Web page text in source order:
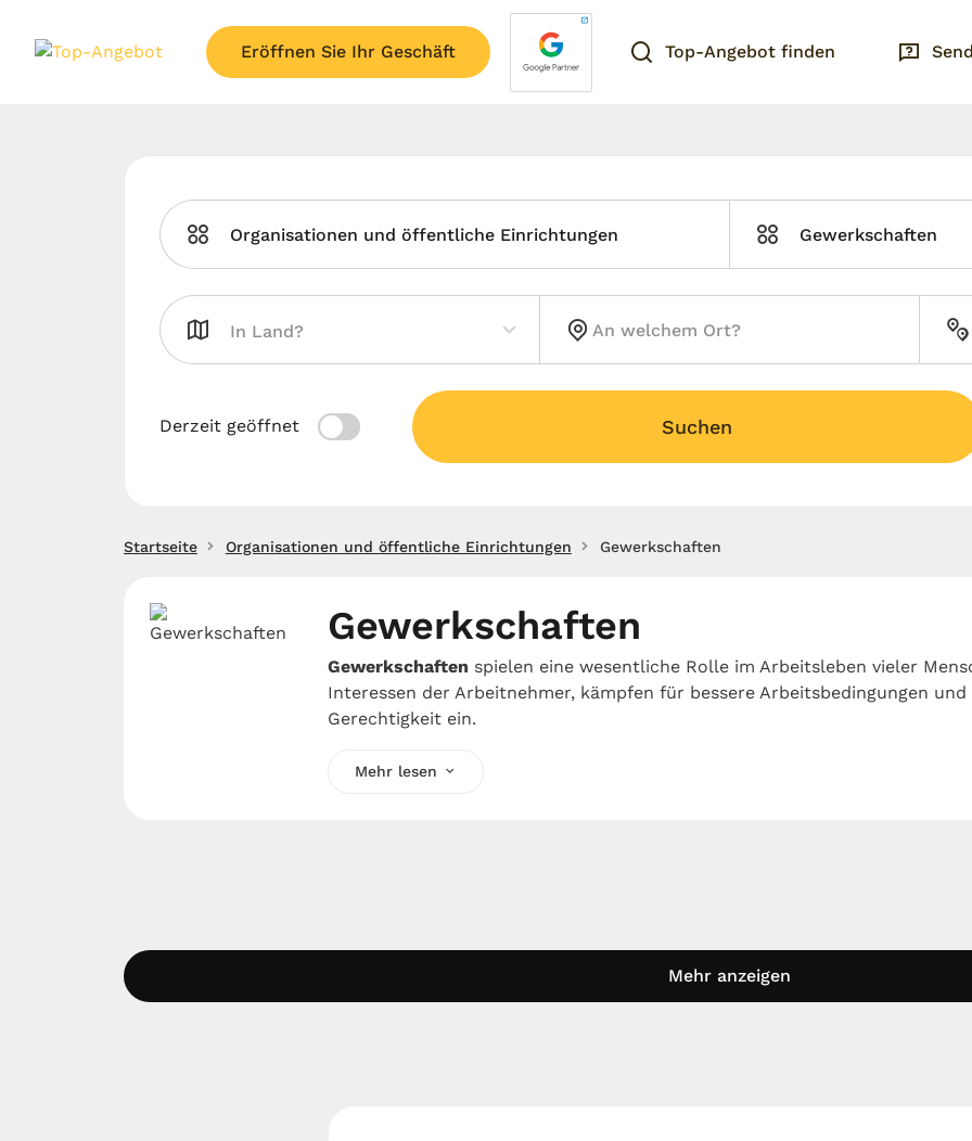
Eröffnen Sie Ihr Geschäft Top-Angebot finden
Organisationen und öffentliche Einrichtungen Gewerkschaften
Derzeit geöffnet Suchen
Startseite Organisationen und öffentliche Einrichtungen Gewerkschaften
Gewerkschaften
Gewerkschaften spielen eine wesentliche Rolle im Arbeitsleben vieler
Interessen der Arbeitnehmer, kämpfen für bessere Arbeitsbedingungen
Gerechtigkeit ein.
Mehr lesen
Mehr anzeigen